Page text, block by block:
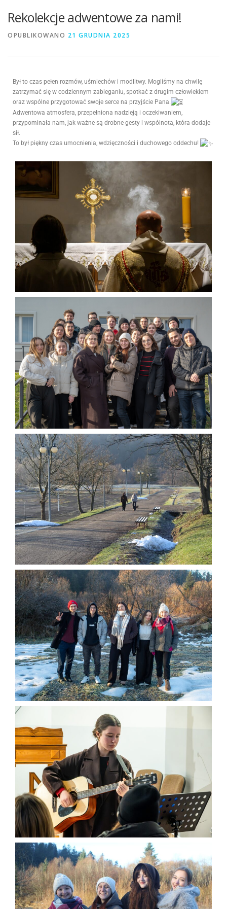
Rekolekcje adwentowe za nami!
OPUBLIKOWANO 21 GRUDNIA 2025
Był to czas pełen rozmów, uśmiechów i modlitwy. Mogliśmy na chwilę
zatrzymać się w codziennym zabieganiu, spotkać z drugim człowiekiem
oraz wspólne przygotować swoje serce na przyjście Pana.
Adwentowa atmosfera, przepełniona nadzieją i oczekiwaniem,
przypominała nam, jak ważne są drobne gesty i wspólnota, która dodaje
sił.
To był piękny czas umocnienia, wdzięczności i duchowego oddechu!